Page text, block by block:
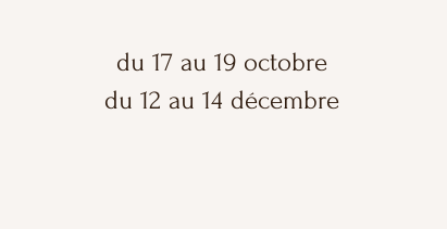
du 17 au 19 octobre
du 12 au 14 décembre